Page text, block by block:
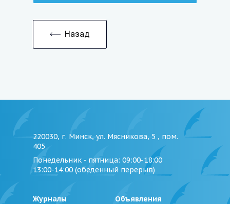
Назад
220030, г. Минск, ул. Мясникова, 5 , пом.
405
Понедельник - пятница: 09:00-18:00
13:00-14:00 (обеденный перерыв)
Журналы
Объявления